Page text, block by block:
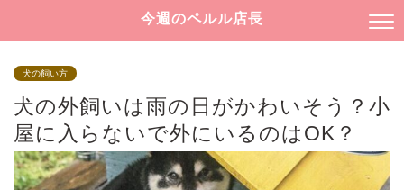
今週のペルル店長
犬の飼い方
犬の外飼いは雨の日がかわいそう？小
屋に入らないで外にいるのはOK？